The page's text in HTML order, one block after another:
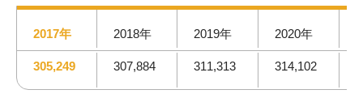
2017年 2018年 2019年 2020年
305,249 307,884 311,313 314,102